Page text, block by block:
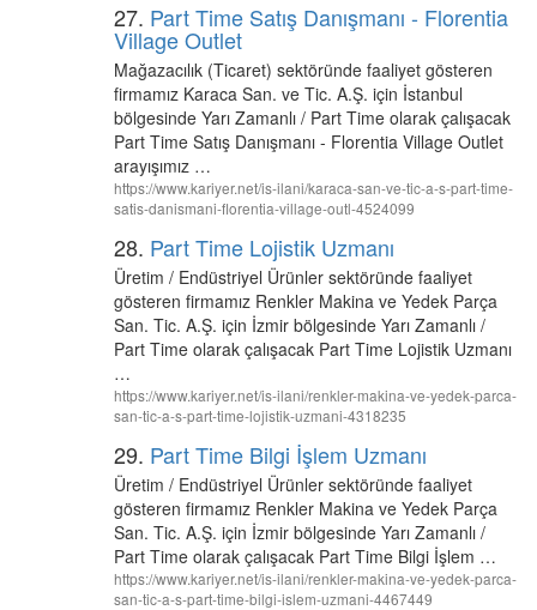
27. Part Time Satış Danışmanı - Florentia
Village Outlet
Mağazacılık (Ticaret) sektöründe faaliyet gösteren
firmamız Karaca San. ve Tic. A.Ş. için İstanbul
bölgesinde Yarı Zamanlı / Part Time olarak çalışacak
Part Time Satış Danışmanı - Florentia Village Outlet
arayışımız …
https://www.kariyer.net/is-ilani/karaca-san-ve-tic-a-s-part-time-
satis-danismani-florentia-village-outl-4524099
28. Part Time Lojistik Uzmanı
Üretim / Endüstriyel Ürünler sektöründe faaliyet
gösteren firmamız Renkler Makina ve Yedek Parça
San. Tic. A.Ş. için İzmir bölgesinde Yarı Zamanlı /
Part Time olarak çalışacak Part Time Lojistik Uzmanı
…
https://www.kariyer.net/is-ilani/renkler-makina-ve-yedek-parca-
san-tic-a-s-part-time-lojistik-uzmani-4318235
29. Part Time Bilgi İşlem Uzmanı
Üretim / Endüstriyel Ürünler sektöründe faaliyet
gösteren firmamız Renkler Makina ve Yedek Parça
San. Tic. A.Ş. için İzmir bölgesinde Yarı Zamanlı /
Part Time olarak çalışacak Part Time Bilgi İşlem …
https://www.kariyer.net/is-ilani/renkler-makina-ve-yedek-parca-
san-tic-a-s-part-time-bilgi-islem-uzmani-4467449